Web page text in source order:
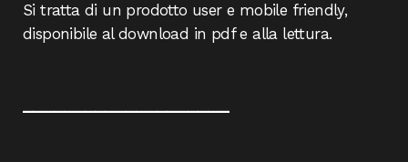
Si tratta di un prodotto user e mobile friendly,
disponibile al download in pdf e alla lettura.